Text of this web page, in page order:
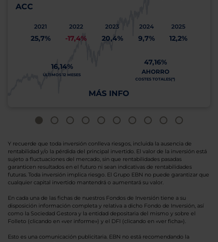
ACC
2021
25,7%
2022
-17,4%
2023
20,4%
2024
9,7%
2025
12,2%
16,14%
ÚLTIMOS 12 MESES
47,16%
AHORRO
COSTES TOTALES(*)
MÁS INFO
Y recuerde que toda inversión conlleva riesgos, incluida la ausencia de
rentabilidad y/o la pérdida del principal invertido. El valor de la inversión está
sujeto a fluctuaciones del mercado, sin que rentabilidades pasadas
garanticen resultados en el futuro ni sean indicativas de rentabilidades
futuras. Toda inversión implica riesgo. El Grupo EBN no puede garantizar que
cualquier capital invertido mantendrá o aumentará su valor.
En cada una de las fichas de nuestros Fondos de Inversión tiene a su
disposición información completa y relativa a dicho Fondo de Inversión, así
como la Sociedad Gestora y la entidad depositaria del mismo y sobre el
Folleto (clicando en «ver informe») y el DFI (clicando en «ver ficha»).
Esto es una comunicación publicitaria. EBN no está recomendando la